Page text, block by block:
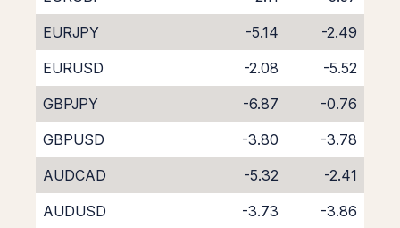
EURJPY
-5.14
-2.49
EURUSD
-2.08
-5.52
GBPJPY
-6.87
-0.76
GBPUSD
-3.80
-3.78
AUDCAD
-5.32
-2.41
AUDUSD
-3.73
-3.86